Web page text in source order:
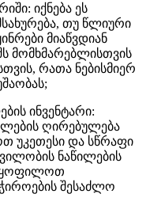
იქნება ეს
თუ წლიური
მიაწვდიან
მომხმარებლისთვის
რათა ნებისმიერ
ინვენტარი:
ღირებულება
უკეთესი და სწრაფი
ნაწილების
შესაძლო